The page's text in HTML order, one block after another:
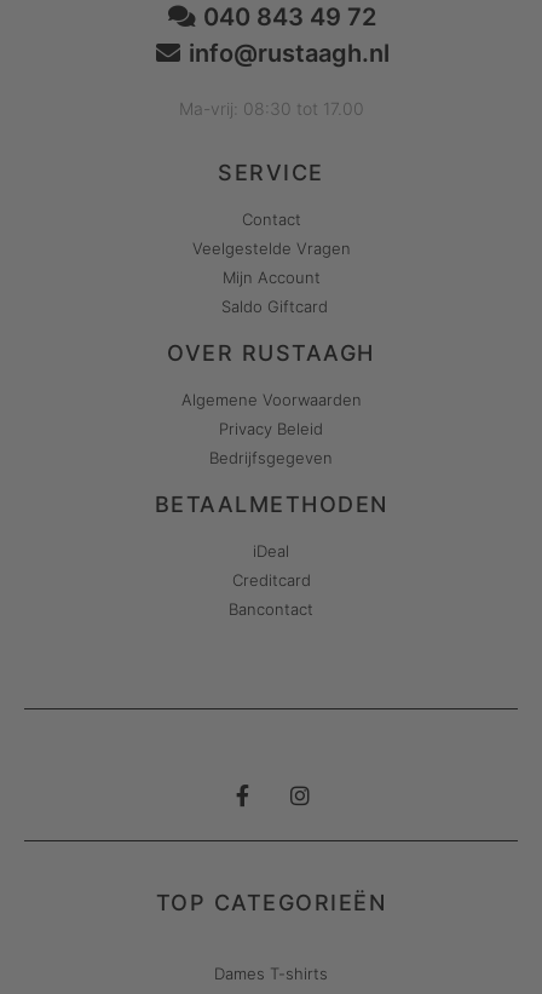
040 843 49 72
info@rustaagh.nl
Ma-vrij: 08:30 tot 17.00
SERVICE
Contact
Veelgestelde Vragen
Mijn Account
Saldo Giftcard
OVER RUSTAAGH
Algemene Voorwaarden
Privacy Beleid
Bedrijfsgegeven
BETAALMETHODEN
iDeal
Creditcard
Bancontact
TOP CATEGORIEËN
Dames T-shirts